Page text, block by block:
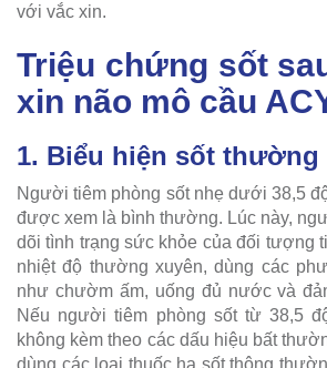
với vắc xin.
Triệu chứng sốt
xin não mô cầu
1. Biểu hiện sốt thường
Người tiêm phòng sốt nhẹ dưới 38,5
được xem là bình thường. Lúc này,
dõi tình trạng sức khỏe của đối tượng
nhiệt độ thường xuyên, dùng các
như chườm ấm, uống đủ nước và
Nếu người tiêm phòng sốt từ 38,5
không kèm theo các dấu hiệu bất
dùng các loại thuốc hạ sốt thông